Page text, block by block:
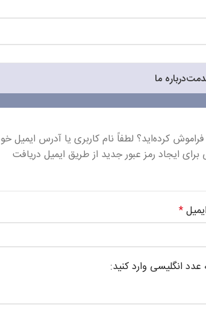
درباره ما
فراموش کرده‌اید؟ لطفاً نام کاربری یا آدرس ایمیل
برای ایجاد رمز عبور جدید از طریق ایمیل دریافت
*
عدد انگلیسی وارد کنید: